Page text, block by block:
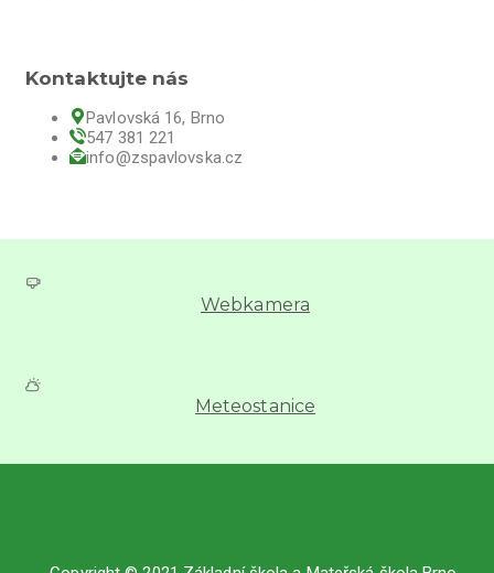
Kontaktujte nás
Pavlovská 16, Brno
547 381 221
info@zspavlovska.cz
Webkamera
Meteostanice